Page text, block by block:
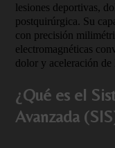
lesiones deportivas,
postquirúrgica. Su
con precisión
electromagnéticas
dolor y aceleración de
¿Qué es el
Avanzada